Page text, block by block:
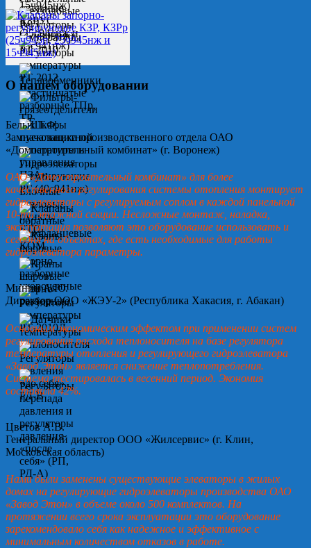
О нашем оборудовании
Белых Т.Ф.
Замначальника производственного отдела ОАО
«Домостроительный комбинат» (г. Воронеж)
ОАО «Домостроительный комбинат» для более
качественного регулирования системы отопления монтирует
гидроэлеваторы с регулируемым соплом в каждой панельной
10-ти этажной секции. Несложные монтаж, наладка,
эксплуатация позволяют это оборудование использовать и
сегодня на объектах, где есть необходимые для работы
гидроэлеватора параметры.
Минин А.Ю.
Директор ООО «ЖЭУ-2» (Республика Хакасия, г. Абакан)
Основным экономическим эффектом при применении систем
регулирования расхода теплоносителя на базе регулятора
температуры отопления и регулирующего гидроэлеватора
«Завод Этон» является снижение теплопотребления.
Система тестировалась в весенний период. Экономия
составила 42%.
Цветов А.В.
Генеральный директор ООО «Жилсервис» (г. Клин,
Московская область)
Нами были заменены существующие элеваторы в жилых
домах на регулирующие гидроэлеваторы производства ОАО
«Завод Этон» в объеме около 500 комплектов. На
протяжении всего срока эксплуатации это оборудование
зарекомендовало себя как надежное и эффективное с
минимальным количеством отказов в работе.